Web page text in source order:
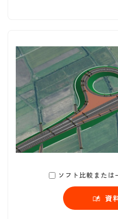
ソフト比較または
資